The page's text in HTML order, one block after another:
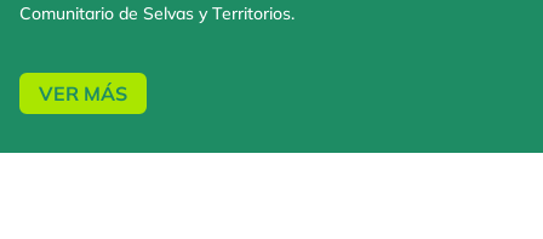
Comunitario de Selvas y Territorios.
VER MÁS